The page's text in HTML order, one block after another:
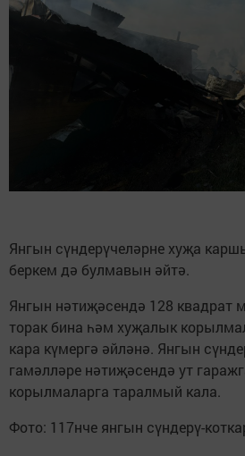
Янгын сүндерүчеләрне хуҗа
беркем дә булмавын әйтә.
Янгын нәтиҗәсендә 128 квадрат
торак бина һәм хуҗалык
кара күмергә әйләнә. Янгын
гамәлләре нәтиҗәсендә ут
корылмаларга таралмый кала.
Фото: 117нче янгын сүндерү-